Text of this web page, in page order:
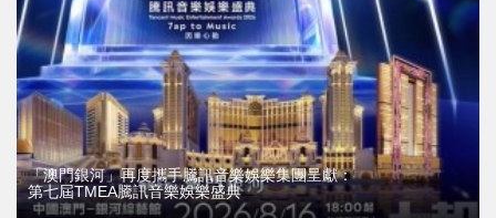
「澳門銀河」再度攜手騰訊音樂娛樂集團呈獻：
第七屆TMEA騰訊音樂娛樂盛典